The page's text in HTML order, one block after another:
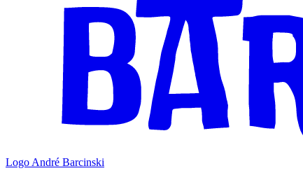
Logo André Barcinski